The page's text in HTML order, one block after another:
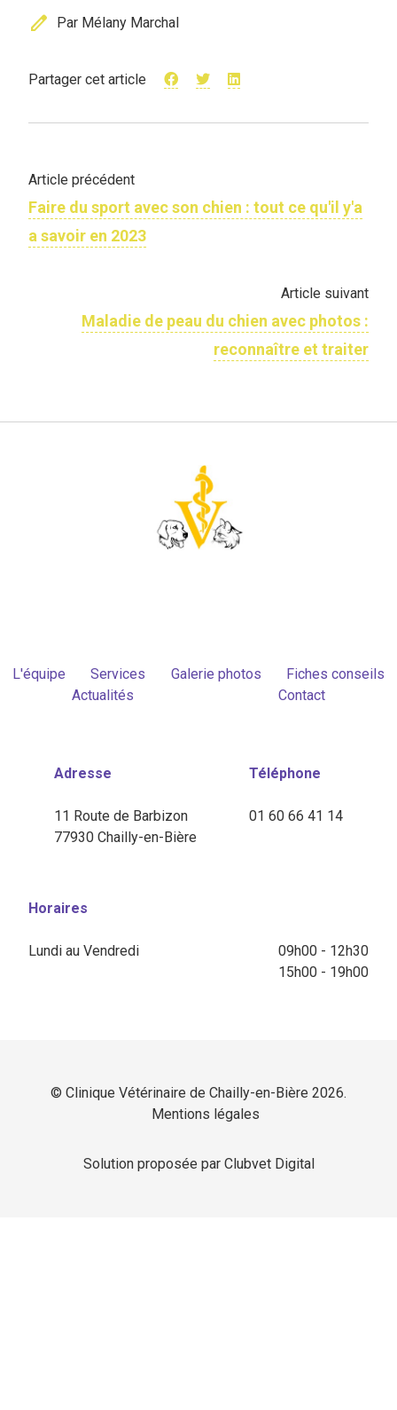
edit Par Mélany Marchal
Partager cet article
Article précédent
Faire du sport avec son chien : tout ce qu'il y'a
a savoir en 2023
Article suivant
Maladie de peau du chien avec photos :
reconnaître et traiter
L'équipe Services Galerie photos
Fiches conseils
Actualités
Contact
Adresse
11 Route de Barbizon
77930 Chailly-en-Bière
Téléphone
01 60 66 41 14
Horaires
Lundi au Vendredi
09h00 - 12h30
15h00 - 19h00
© Clinique Vétérinaire de Chailly-en-Bière 2026.
Mentions légales
Solution proposée par Clubvet Digital